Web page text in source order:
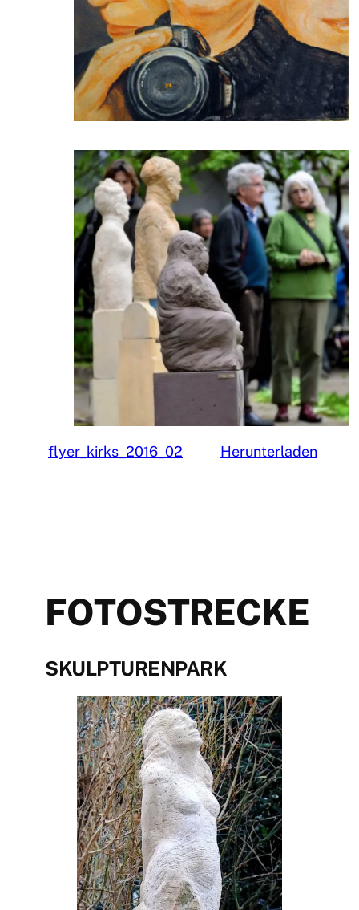
flyer_kirks_2016_02 Herunterladen
FOTOSTRECKE
SKULPTURENPARK